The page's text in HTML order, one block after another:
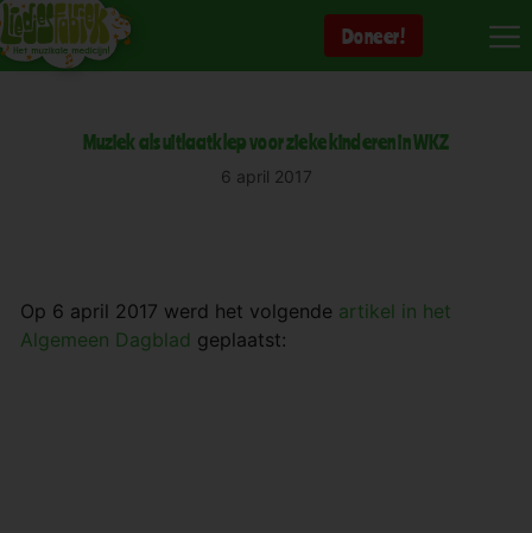
Ga
naar
de
Doneer!
Muziek als uitlaatklep voor zieke kinderen in WKZ
6 april 2017
Op 6 april 2017 werd het volgende artikel in het
Algemeen Dagblad geplaatst: